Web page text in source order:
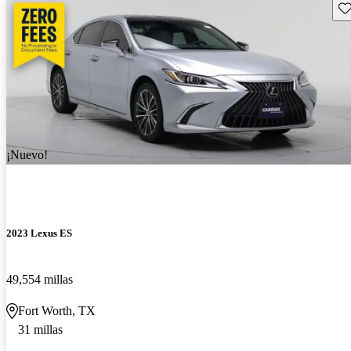
¡Nuevo!
2023 Lexus ES
49,554 millas
Fort Worth, TX
31 millas